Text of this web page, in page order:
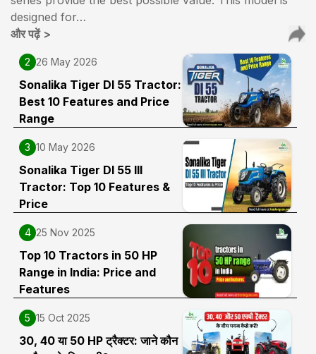
designed for…
और पढ़ें>
2 26 May 2026
Sonalika Tiger DI 55 Tractor:
Best 10 Features and Price
Range
3 10 May 2026
Sonalika Tiger DI 55 III
Tractor: Top 10 Features &
Price
4 25 Nov 2025
Top 10 Tractors in 50 HP
Range in India: Price and
Features
5 15 Oct 2025
30, 40 या 50 HP ट्रैक्टर: जाने कौन